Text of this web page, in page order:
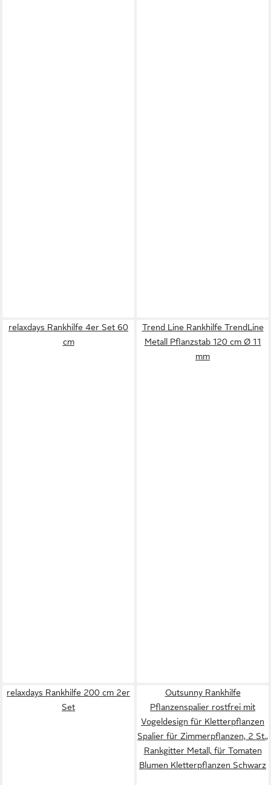
relaxdays Rankhilfe 4er Set 60
cm
Trend Line Rankhilfe TrendLine
Metall Pflanzstab 120 cm Ø 11
mm
relaxdays Rankhilfe 200 cm 2er
Set
Outsunny Rankhilfe
Pflanzenspalier rostfrei mit
Vogeldesign für Kletterpflanzen
Spalier für Zimmerpflanzen, 2 St.,
Rankgitter Metall, für Tomaten
Blumen Kletterpflanzen Schwarz